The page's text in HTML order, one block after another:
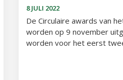
8 JULI 2022
De Circulaire awards van
worden op 9 november
worden voor het eerst